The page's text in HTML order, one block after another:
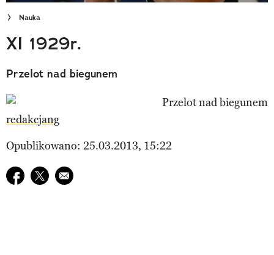
Wielki Konkurs Fotograficzny
Trendbook Podróżniczy
Polecane
Nauka
XI 1929r.
Przelot nad biegunem
redakcjang
Opublikowano: 25.03.2013, 15:22
Udostępnij na facebook
Udostępnij na twitter
E-mail do przyjaciela